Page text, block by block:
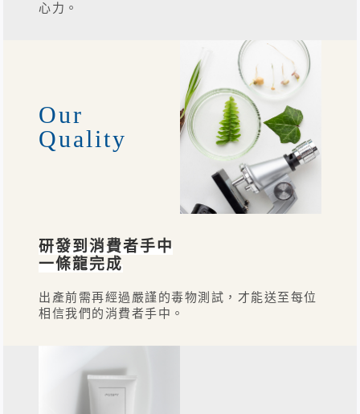
心力。
Our
Quality
研發到消費者手中
一條龍完成
出產前需再經過嚴謹的毒物測試，才能送至每位
相信我們的消費者手中。